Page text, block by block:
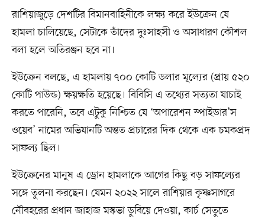
রাশিয়াজুড়ে দেশটির বিমানবাহিনীকে লক্ষ্য করে ইউক্রেন যে
হামলা চালিয়েছে, সেটাকে তাঁদের দুঃসাহসী ও অসাধারণ কৌশল
বলা হলে অতিরঞ্জন হবে না।
ইউক্রেন বলছে, এ হামলায় ৭০০ কোটি ডলার মূল্যের (প্রায় ৫২০
কোটি পাউন্ড) ক্ষয়ক্ষতি হয়েছে। বিবিসি এ তথ্যের সত্যতা যাচাই
করতে পারেনি, তবে এটুকু নিশ্চিত যে ‘অপারেশন স্পাইডার’স
ওয়েব’ নামের অভিযানটি অন্তত প্রচারের দিক থেকে এক চমকপ্রদ
সাফল্য ছিল।
ইউক্রেনের মানুষ এ ড্রোন হামলাকে আগের কিছু বড় সাফল্যের
সঙ্গে তুলনা করছেন। যেমন ২০২২ সালে রাশিয়ার কৃষ্ণসাগরে
নৌবহরের প্রধান জাহাজ মস্কভা ডুবিয়ে দেওয়া, কার্চ সেতুতে